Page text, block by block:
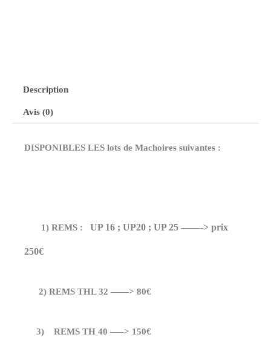
Description
Avis (0)
DISPONIBLES LES lots de Machoires suivantes :
1) REMS : UP 16 ; UP20 ; UP 25 ——-> prix
250€
2) REMS THL 32 ——> 80€
3) REMS TH 40 —–> 150€